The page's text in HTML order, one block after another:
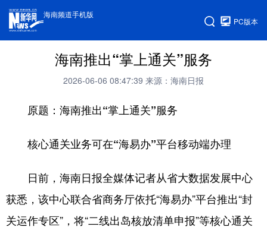
海南频道手机版
PC版本
海南推出“掌上通关”服务
2026-06-06 08:47:39 来源：海南日报
原题：海南推出“掌上通关”服务
核心通关业务可在“海易办”平台移动端办理
日前，海南日报全媒体记者从省大数据发展中心
获悉，该中心联合省商务厅依托“海易办”平台推出“封
关运作专区”，将“二线出岛核放清单申报”等核心通关